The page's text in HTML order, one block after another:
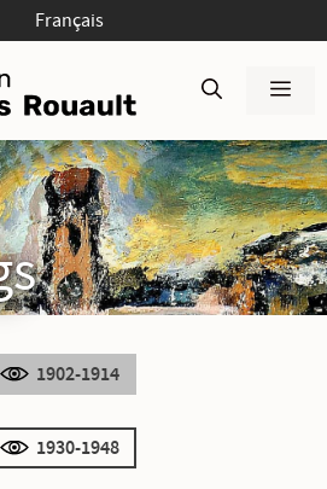
Français
1902-1914
1930-1948